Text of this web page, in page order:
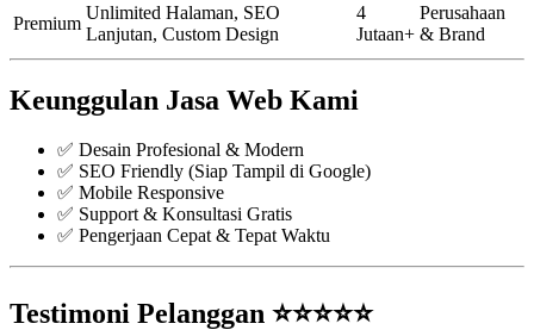
Premium
Unlimited Halaman, SEO
Lanjutan, Custom Design
4
Jutaan+
Perusahaan
& Brand
Keunggulan Jasa Web Kami
✅ Desain Profesional & Modern
✅ SEO Friendly (Siap Tampil di Google)
✅ Mobile Responsive
✅ Support & Konsultasi Gratis
✅ Pengerjaan Cepat & Tepat Waktu
Testimoni Pelanggan ⭐⭐⭐⭐⭐